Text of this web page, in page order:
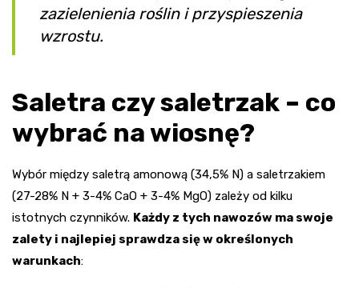
zazielenienia roślin i przyspieszenia
wzrostu.
Saletra czy saletrzak – co
wybrać na wiosnę?
Wybór między saletrą amonową (34,5% N) a saletrzakiem
(27-28% N + 3-4% CaO + 3-4% MgO) zależy od kilku
istotnych czynników. Każdy z tych nawozów ma swoje
zalety i najlepiej sprawdza się w określonych
warunkach: